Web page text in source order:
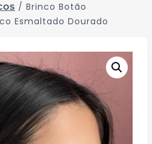
/ Brinco Botão
Esmaltado Dourado